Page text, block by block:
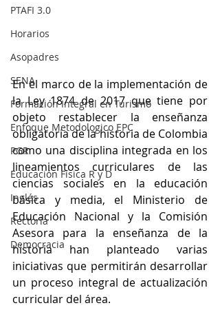
PTAFI 3.0
Horarios
Asopadres
SENA
Formación Integral en Turismo
Enfoque Metodologico EPC
PGR
Educación Física R y D
Inglés
Rectoría
Democracia
En el marco de la implementación de
la Ley 1874 de 2017 que tiene por
objeto restablecer la enseñanza
obligatoria de la historia de Colombia
como una disciplina integrada en los
lineamientos curriculares de las
ciencias sociales en la educación
básica y media, el Ministerio de
Educación Nacional y la Comisión
Asesora para la enseñanza de la
historia han planteado varias
iniciativas que permitirán desarrollar
un proceso integral de actualización
curricular del área.